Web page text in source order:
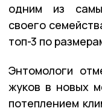
одним из
своего
топ-3 по
Энтомологи
жуков в новых
потеплением